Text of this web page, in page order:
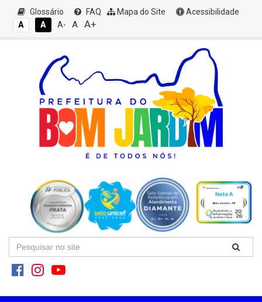
Glossário FAQ Mapa do Site
Acessibilidade
A
A A- A A+